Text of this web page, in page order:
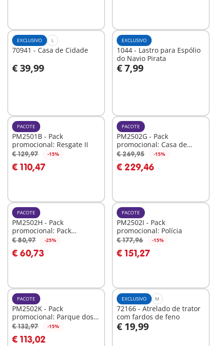
EXCLUSIVO L
70941 - Casa de Cidade
€ 39,99
Ao carrinho
EXCLUSIVO
1044 - Lastro para Espólio
do Navio Pirata
€ 7,99
Ao carrinho
PACOTE
PM2501B - Pack
promocional: Resgate II
€ 129,97 -15%
€ 110,47
Ao carrinho
PACOTE
PM2502G - Pack
promocional: Casa de
bonecas
€ 269,95 -15%
€ 229,46
Ao carrinho
PACOTE
PM2502H - Pack
promocional: Pack
Promocional Casa da
€ 80,97 -25%
€ 60,73
Ao carrinho
PACOTE
PM2502I - Pack
promocional: Polícia
€ 177,96 -15%
€ 151,27
Ao carrinho
PACOTE
PM2502K - Pack
promocional: Parque dos
dinossauros
€ 132,97 -15%
€ 113,02
Ao carrinho
EXCLUSIVO M
72166 - Atrelado de trator
com fardos de feno
€ 19,99
Ao carrinho